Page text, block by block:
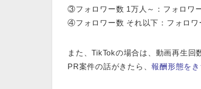
③フォロワー数 1万人～：フォロワ
④フォロワー数 それ以下：フォロ
また、TikTokの場合は、動画再生回
PR案件の話がきたら、報酬形態を